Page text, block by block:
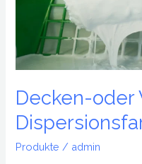
Decken-oder
Produkte / admin